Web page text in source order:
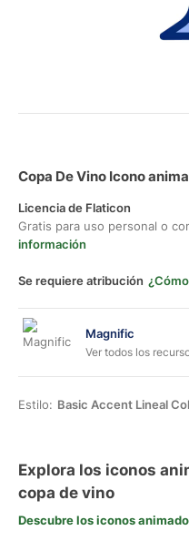
Copa De Vino Icono
Licencia de Flaticon
Gratis para uso personal o
información
Se requiere atribución
Magnific
Ver todos los
Estilo: Basic Accent Lineal
Explora los iconos
copa de vino
Descubre los iconos